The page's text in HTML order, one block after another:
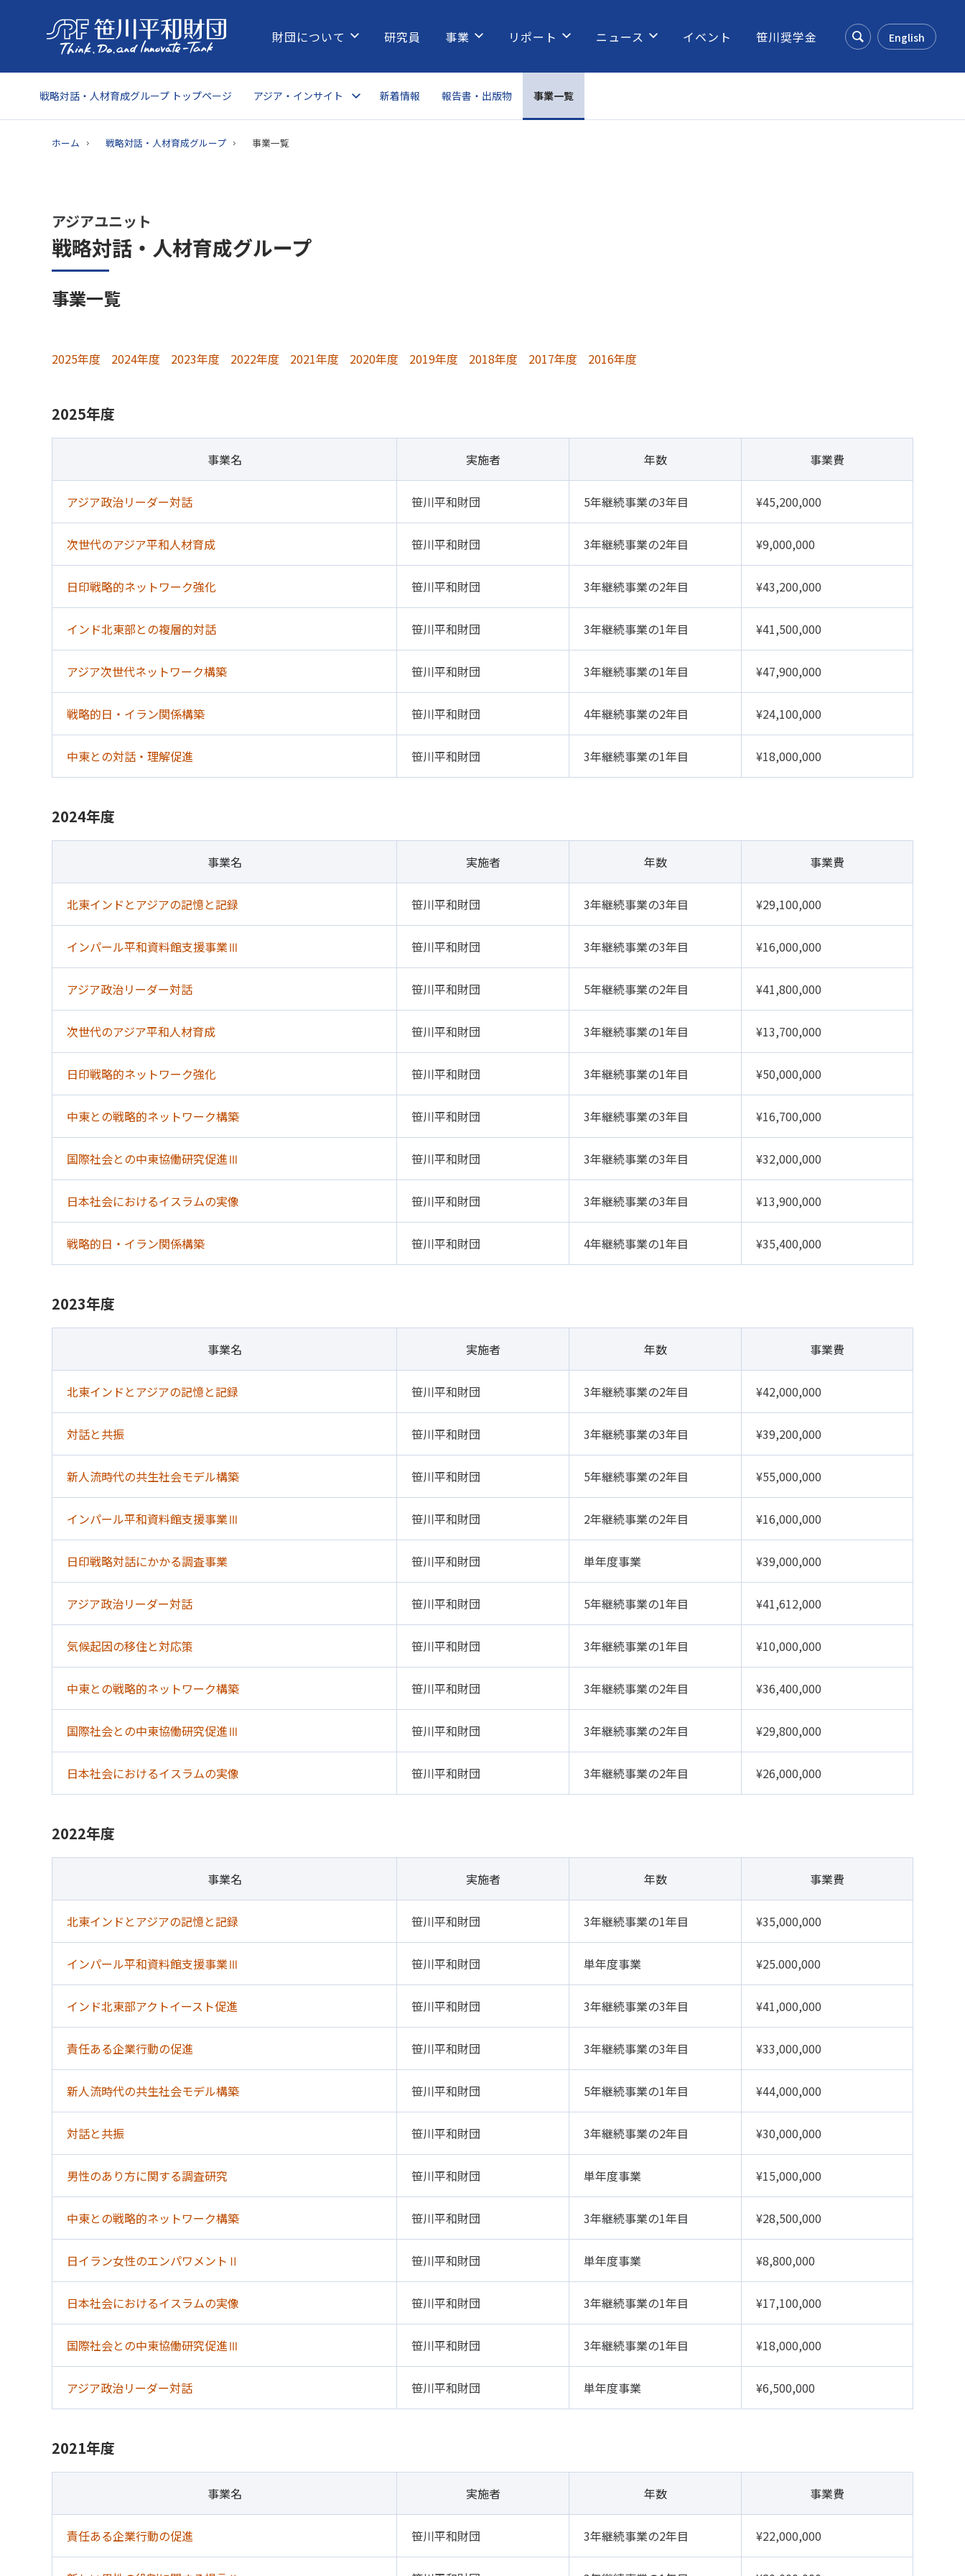
English
財団について 研究員 事業 リポート ニュース イベント 笹川奨学金
戦略対話・人材育成グループ トップページ アジア・インサイト 新着情報 報告書・出版物 事業一覧
ホーム 戦略対話・人材育成グループ 事業一覧
アジアユニット
戦略対話・人材育成グループ
事業一覧
2025年度 2024年度 2023年度 2022年度 2021年度 2020年度 2019年度 2018年度 2017年度 2016年度
2025年度
事業名 実施者 年数 事業費
アジア政治リーダー対話 笹川平和財団 5年継続事業の3年目 ¥45,200,000
次世代のアジア平和人材育成 笹川平和財団 3年継続事業の2年目 ¥9,000,000
日印戦略的ネットワーク強化 笹川平和財団 3年継続事業の2年目 ¥43,200,000
インド北東部との複層的対話 笹川平和財団 3年継続事業の1年目 ¥41,500,000
アジア次世代ネットワーク構築 笹川平和財団 3年継続事業の1年目 ¥47,900,000
戦略的日・イラン関係構築 笹川平和財団 4年継続事業の2年目 ¥24,100,000
中東との対話・理解促進 笹川平和財団 3年継続事業の1年目 ¥18,000,000
2024年度
事業名 実施者 年数 事業費
北東インドとアジアの記憶と記録 笹川平和財団 3年継続事業の3年目 ¥29,100,000
インパール平和資料館支援事業Ⅲ 笹川平和財団 3年継続事業の3年目 ¥16,000,000
アジア政治リーダー対話 笹川平和財団 5年継続事業の2年目 ¥41,800,000
次世代のアジア平和人材育成 笹川平和財団 3年継続事業の1年目 ¥13,700,000
日印戦略的ネットワーク強化 笹川平和財団 3年継続事業の1年目 ¥50,000,000
中東との戦略的ネットワーク構築 笹川平和財団 3年継続事業の3年目 ¥16,700,000
国際社会との中東協働研究促進Ⅲ 笹川平和財団 3年継続事業の3年目 ¥32,000,000
日本社会におけるイスラムの実像 笹川平和財団 3年継続事業の3年目 ¥13,900,000
戦略的日・イラン関係構築 笹川平和財団 4年継続事業の1年目 ¥35,400,000
2023年度
事業名 実施者 年数 事業費
北東インドとアジアの記憶と記録 笹川平和財団 3年継続事業の2年目 ¥42,000,000
対話と共振 笹川平和財団 3年継続事業の3年目 ¥39,200,000
新人流時代の共生社会モデル構築 笹川平和財団 5年継続事業の2年目 ¥55,000,000
インパール平和資料館支援事業Ⅲ 笹川平和財団 2年継続事業の2年目 ¥16,000,000
日印戦略対話にかかる調査事業 笹川平和財団 単年度事業 ¥39,000,000
アジア政治リーダー対話 笹川平和財団 5年継続事業の1年目 ¥41,612,000
気候起因の移住と対応策 笹川平和財団 3年継続事業の1年目 ¥10,000,000
中東との戦略的ネットワーク構築 笹川平和財団 3年継続事業の2年目 ¥36,400,000
国際社会との中東協働研究促進Ⅲ 笹川平和財団 3年継続事業の2年目 ¥29,800,000
日本社会におけるイスラムの実像 笹川平和財団 3年継続事業の2年目 ¥26,000,000
2022年度
事業名 実施者 年数 事業費
北東インドとアジアの記憶と記録 笹川平和財団 3年継続事業の1年目 ¥35,000,000
インパール平和資料館支援事業Ⅲ 笹川平和財団 単年度事業 ¥25.000,000
インド北東部アクトイースト促進 笹川平和財団 3年継続事業の3年目 ¥41,000,000
責任ある企業行動の促進 笹川平和財団 3年継続事業の3年目 ¥33,000,000
新人流時代の共生社会モデル構築 笹川平和財団 5年継続事業の1年目 ¥44,000,000
対話と共振 笹川平和財団 3年継続事業の2年目 ¥30,000,000
男性のあり方に関する調査研究 笹川平和財団 単年度事業 ¥15,000,000
中東との戦略的ネットワーク構築 笹川平和財団 3年継続事業の1年目 ¥28,500,000
日イラン女性のエンパワメントⅡ 笹川平和財団 単年度事業 ¥8,800,000
日本社会におけるイスラムの実像 笹川平和財団 3年継続事業の1年目 ¥17,100,000
国際社会との中東協働研究促進Ⅲ 笹川平和財団 3年継続事業の1年目 ¥18,000,000
アジア政治リーダー対話 笹川平和財団 単年度事業 ¥6,500,000
2021年度
事業名 実施者 年数 事業費
責任ある企業行動の促進 笹川平和財団 3年継続事業の2年目 ¥22,000,000